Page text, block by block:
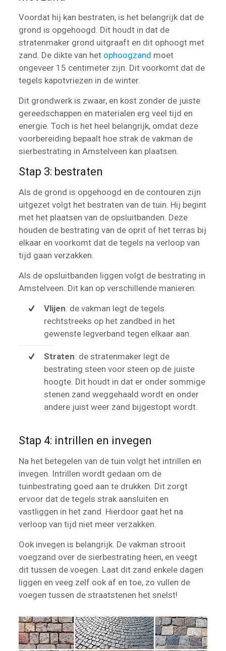
Voordat hij kan bestraten, is het belangrijk dat de
grond is opgehoogd. Dit houdt in dat de
stratenmaker grond uitgraaft en dit ophoogt met
zand. De dikte van het ophoogzand moet
ongeveer 15 centimeter zijn. Dit voorkomt dat de
tegels kapotvriezen in de winter.
Dit grondwerk is zwaar, en kost zonder de juiste
gereedschappen en materialen erg veel tijd en
energie. Toch is het heel belangrijk, omdat deze
voorbereiding bepaalt hoe strak de vakman de
sierbestrating in Amstelveen kan plaatsen.
Stap 3: bestraten
Als de grond is opgehoogd en de contouren zijn
uitgezet volgt het bestraten van de tuin. Hij begint
met het plaatsen van de opsluitbanden. Deze
houden de bestrating van de oprit of het terras bij
elkaar en voorkomt dat de tegels na verloop van
tijd gaan verzakken.
Als de opsluitbanden liggen volgt de bestrating in
Amstelveen. Dit kan op verschillende manieren:
Vlijen: de vakman legt de tegels
rechtstreeks op het zandbed in het
gewenste legverband tegen elkaar aan.
Straten: de stratenmaker legt de
bestrating steen voor steen op de juiste
hoogte. Dit houdt in dat er onder sommige
stenen zand weggehaald wordt en onder
andere juist weer zand bijgestopt wordt.
Stap 4: intrillen en invegen
Na het betegelen van de tuin volgt het intrillen en
invegen. Intrillen wordt gedaan om de
tuinbestrating goed aan te drukken. Dit zorgt
ervoor dat de tegels strak aansluiten en
vastliggen in het zand. Hierdoor gaat het na
verloop van tijd niet meer verzakken.
Ook invegen is belangrijk. De vakman strooit
voegzand over de sierbestrating heen, en veegt
dit tussen de voegen. Laat dit zand enkele dagen
liggen en veeg zelf ook af en toe, zo vullen de
voegen tussen de straatstenen het snelst!